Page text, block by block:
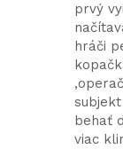
prvý
hráči
behať
viac